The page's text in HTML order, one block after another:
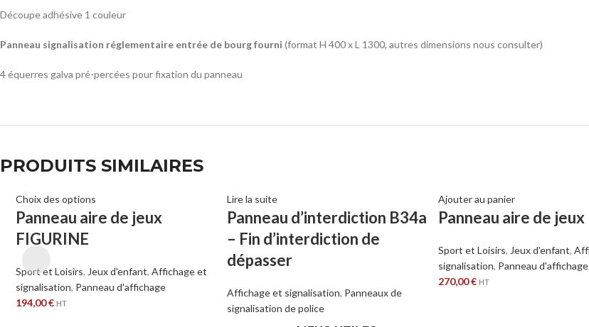
Découpe adhésive 1 couleur
Panneau signalisation réglementaire entrée de bourg fourni (format H 400 x L 1300, autres dimensions nous consulter)
4 équerres galva pré-percées pour fixation du panneau
PRODUITS SIMILAIRES
Choix des options
Panneau aire de jeux
FIGURINE
Sport et Loisirs, Jeux d'enfant, Affichage et
signalisation, Panneau d'affichage
194,00€ HT
Lire la suite
Panneau d’interdiction B34a
– Fin d’interdiction de
dépasser
Affichage et signalisation, Panneaux de
signalisation de police
Ajouter au panier
Panneau aire de jeux
Sport et Loisirs, Jeux d'enfant,
signalisation, Panneau d'affichage
270,00€ HT